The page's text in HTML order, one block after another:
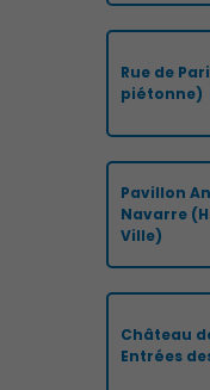
Rue de
piétonne)
Pavillon
Navarre
Ville)
Château
Entrées